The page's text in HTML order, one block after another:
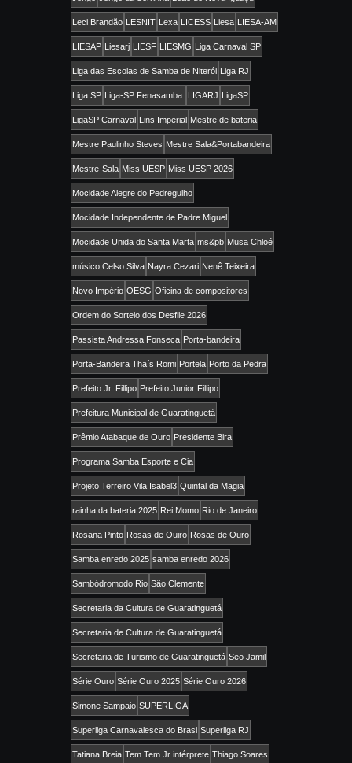
Leci Brandão LESNIT Lexa LICESS Liesa LIESA-AM
LIESAP Liesarj LIESF LIESMG Liga Carnaval SP
Liga das Escolas de Samba de Niterói Liga RJ
Liga SP Liga-SP Fenasamba. LIGARJ LigaSP
LigaSP Carnaval Lins Imperial Mestre de bateria
Mestre Paulinho Steves Mestre Sala&Portabandeira
Mestre-Sala Miss UESP Miss UESP 2026
Mocidade Alegre do Pedregulho
Mocidade Independente de Padre Miguel
Mocidade Unida do Santa Marta ms&pb Musa Chloé
músico Celso Silva Nayra Cezari Nenê Teixeira
Novo Império OESG Oficina de compositores
Ordem do Sorteio dos Desfile 2026
Passista Andressa Fonseca Porta-bandeira
Porta-Bandeira Thaís Romi Portela Porto da Pedra
Prefeito Jr. Fillipo Prefeito Junior Fillipo
Prefeitura Municipal de Guaratinguetá
Prêmio Atabaque de Ouro Presidente Bira
Programa Samba Esporte e Cia
Projeto Terreiro Vila Isabel3 Quintal da Magia
rainha da bateria 2025 Rei Momo Rio de Janeiro
Rosana Pinto Rosas de Ouiro Rosas de Ouro
Samba enredo 2025 samba enredo 2026
Sambódromodo Rio São Clemente
Secretaria da Cultura de Guaratinguetá
Secretaria de Cultura de Guaratinguetá
Secretaria de Turismo de Guaratinguetá Seo Jamil
Série Ouro Série Ouro 2025 Série Ouro 2026
Simone Sampaio SUPERLIGA
Superliga Carnavalesca do Brasi Superliga RJ
Tatiana Breia Tem Tem Jr intérprete Thiago Soares